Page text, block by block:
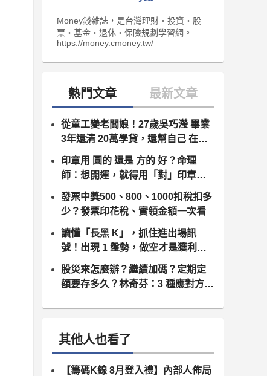
Money錢雜誌，是台灣理財‧投資‧股
票‧基金‧退休‧保險規劃學習網。
https://money.cmoney.tw/
從童工變老闆娘！27歲吳巧瀅 畢業
3年還清 20萬學貸，還幫自己 在台
北買房！
印章用 圓的 還是 方的 好？命理
師：想開運，就得用「對」印章，
爸爸說：原來有那麼多玄機！
發票中獎500、800、1000扣稅扣多
少？發票印花稅、實領金額一次看
讀懂「長黑 K」，抓住進出場訊
號！出現 1 盤勢，做空才是獲利關
鍵…
股災來怎麼辦？繼續加碼？定期定
額要存多久？林奇芬：3 種應對方
其他人也看了
【籌碼K線 8月登入禮】內部人佈局